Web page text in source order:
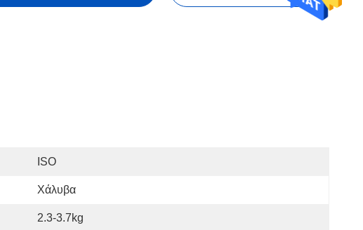
ISO
Χάλυβα
2.3-3.7kg